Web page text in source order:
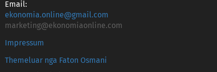
Email:
ekonomia.online@gmail.com
marketing@ekonomiaonline.com
Impressum
Themeluar nga Faton Osmani